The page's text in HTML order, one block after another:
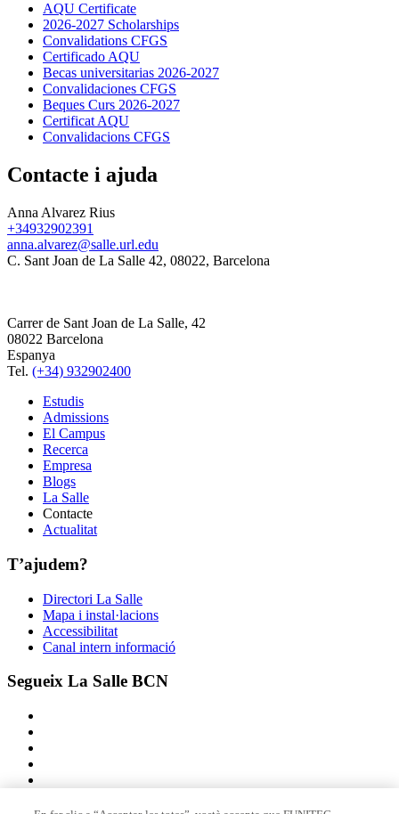
AQU Certificate
2026-2027 Scholarships
Convalidations CFGS
Certificado AQU
Becas universitarias 2026-2027
Convalidaciones CFGS
Beques Curs 2026-2027
Certificat AQU
Convalidacions CFGS
Contacte i ajuda
Anna Alvarez Rius
+34932902391
anna.alvarez@salle.url.edu
C. Sant Joan de La Salle 42, 08022, Barcelona
Carrer de Sant Joan de La Salle, 42
08022 Barcelona
Espanya
Tel. (+34) 932902400
Estudis
Admissions
El Campus
Recerca
Empresa
Blogs
La Salle
Contacte
Actualitat
T’ajudem?
Directori La Salle
Mapa i instal·lacions
Accessibilitat
Canal intern informació
Segueix La Salle BCN